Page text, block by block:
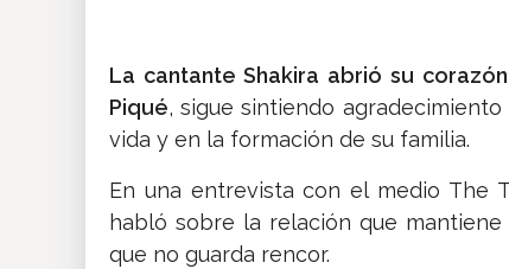
La cantante Shakira abrió su
Piqué, sigue sintiendo
vida y en la formación de su familia.
En una entrevista con el medio The
habló sobre la relación que
que no guarda rencor.